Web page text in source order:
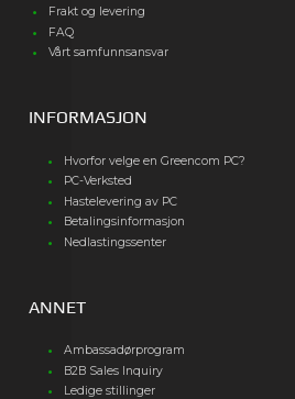
Frakt og levering
FAQ
Vårt samfunnsansvar
INFORMASJON
Hvorfor velge en Greencom PC?
PC-Verksted
Hastelevering av PC
Betalingsinformasjon
Nedlastingssenter
ANNET
Ambassadørprogram
B2B Sales Inquiry
Ledige stillinger